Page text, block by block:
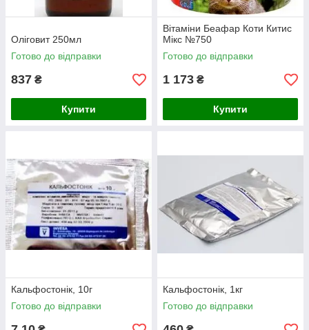
Оліговит 250мл
Готово до відправки
837 ₴
Купити
Вітаміни Беафар Коти Китис
Мікс №750
Готово до відправки
1 173 ₴
Купити
Кальфостонік, 10г
Готово до відправки
Кальфостонік, 1кг
Готово до відправки